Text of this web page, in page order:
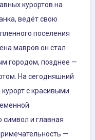
курортов на
ведёт свою
поселения
мавров он стал
городом, позднее —
На сегодняшний
с красивыми
символ и главная
—